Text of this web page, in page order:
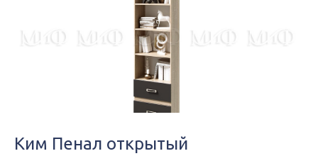
Ким Пенал открытый